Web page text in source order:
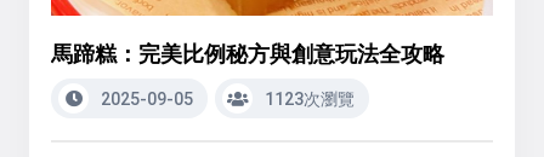
馬蹄糕：完美比例秘方與創意玩法全攻略
2025-09-05 1123次瀏覽